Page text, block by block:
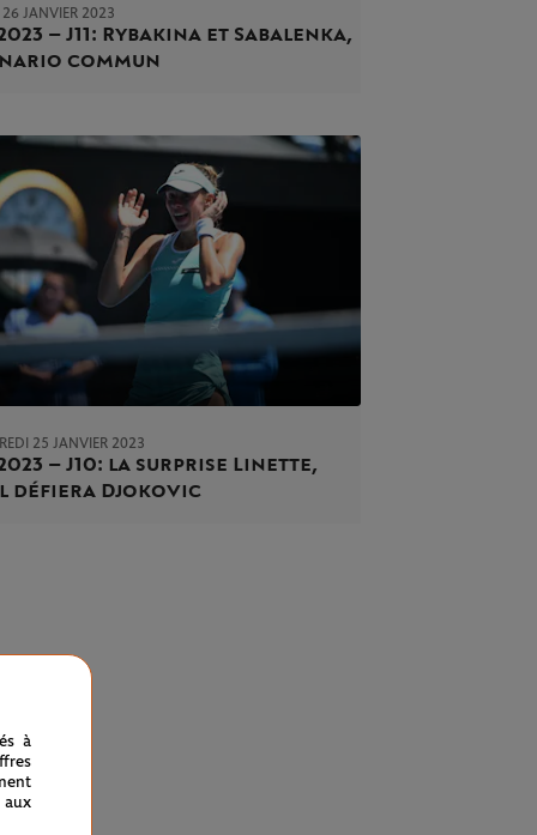
26 JANVIER 2023
– J11 : Rybakina et Sabalenka,
commun
25 JANVIER 2023
– J10 : la surprise Linette,
défiera Djokovic
à
aux